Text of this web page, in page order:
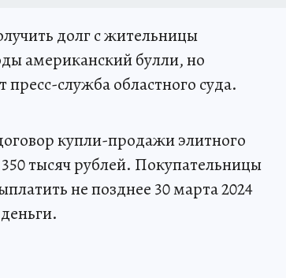
долг с жительницы
американский булли, но
служба областного суда.
купли-продажи элитного
тысяч рублей. Покупательницы
не позднее 30 марта 2024